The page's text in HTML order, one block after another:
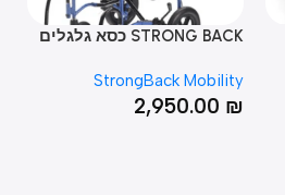
STRONG BACK כסא גלגלים
StrongBack Mobility
2,950.00